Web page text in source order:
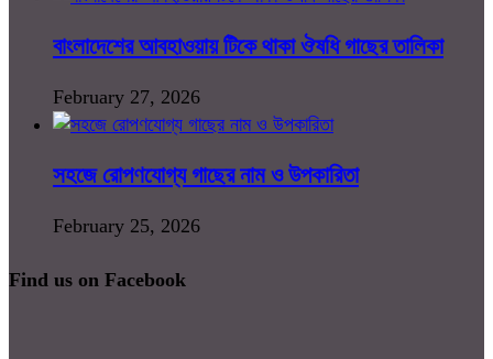
বাংলাদেশের আবহাওয়ায় টিকে থাকা ঔষধি গাছের তালিকা
February 27, 2026
সহজে রোপণযোগ্য গাছের নাম ও উপকারিতা
February 25, 2026
Find us on Facebook